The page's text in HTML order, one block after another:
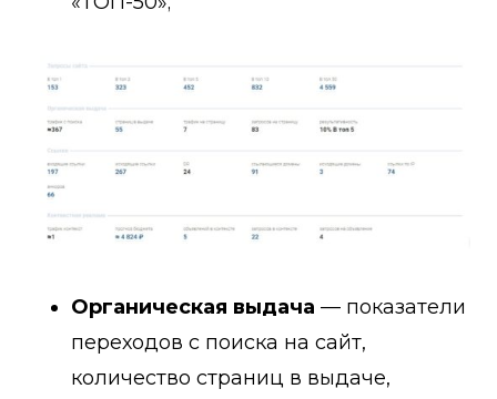
Органическая выдача — показатели
переходов с поиска на сайт,
количество страниц в выдаче,